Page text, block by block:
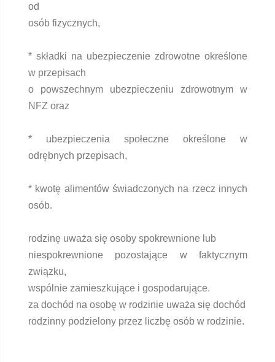
od
osób fizycznych,
* składki na ubezpieczenie zdrowotne określone
w przepisach
o powszechnym ubezpieczeniu zdrowotnym w
NFZ oraz
* ubezpieczenia społeczne określone w
odrębnych przepisach,
* kwotę alimentów świadczonych na rzecz innych
osób.
rodzinę uważa się osoby spokrewnione lub
niespokrewnione pozostające w faktycznym
związku,
wspólnie zamieszkujące i gospodarujące.
za dochód na osobę w rodzinie uważa się dochód
rodzinny podzielony przez liczbę osób w rodzinie.